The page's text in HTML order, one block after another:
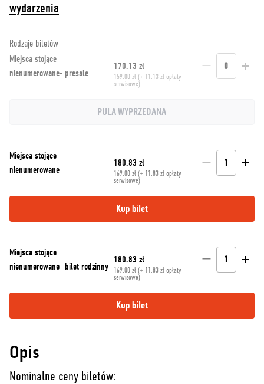
wydarzenia
Rodzaje biletów
Miejsca stojące
nienumerowane- presale
170.13 zł
159.00 zł (+ 11.13 zł opłaty
serwisowe)
− 0 +
PULA WYPRZEDANA
Miejsca stojące
nienumerowane
180.83 zł
169.00 zł (+ 11.83 zł opłaty
serwisowe)
− 1 +
Kup bilet
Miejsca stojące
nienumerowane- bilet rodzinny
180.83 zł
169.00 zł (+ 11.83 zł opłaty
serwisowe)
− 1 +
Kup bilet
Opis
Nominalne ceny biletów: